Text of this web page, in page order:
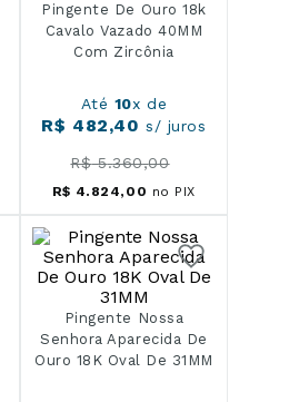
Pingente De Ouro 18k
Cavalo Vazado 40MM
Com Zircônia
Até 10x de
R$ 482,40 s/ juros
R$ 5.360,00
R$ 4. 824, 00 no PIX
Pingente Nossa
Senhora Aparecida De
Ouro 18K Oval De 31MM